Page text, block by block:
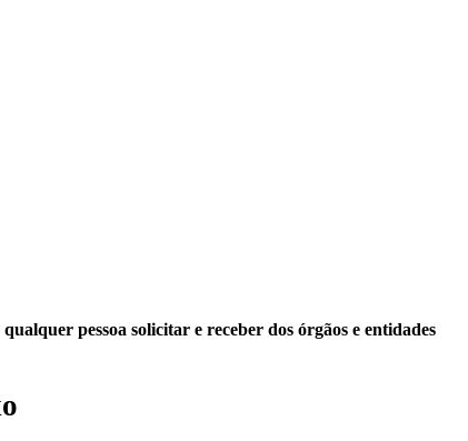
pessoa solicitar e receber dos órgãos e entidades